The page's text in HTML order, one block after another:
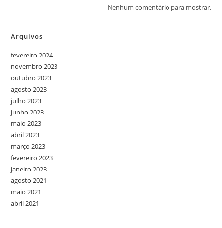
Nenhum comentário para mostrar.
Arquivos
fevereiro 2024
novembro 2023
outubro 2023
agosto 2023
julho 2023
junho 2023
maio 2023
abril 2023
março 2023
fevereiro 2023
janeiro 2023
agosto 2021
maio 2021
abril 2021